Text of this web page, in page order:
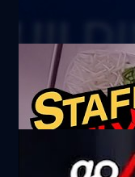
1 วันกับ เชฟกร
การบินไทย
55.3k views 1 month
ทุกเรื่อง !